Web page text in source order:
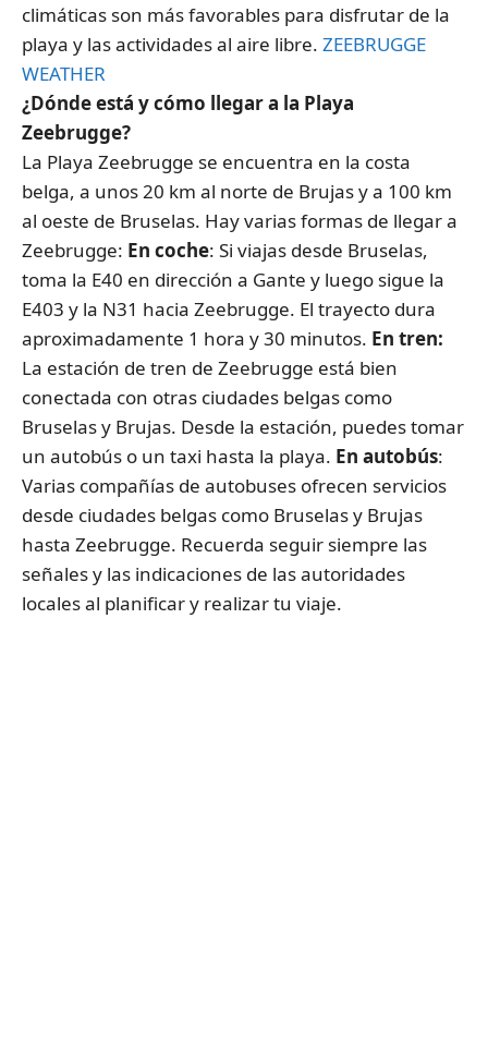
climáticas son más favorables para disfrutar de la
playa y las actividades al aire libre. ZEEBRUGGE
WEATHER
¿Dónde está y cómo llegar a la Playa
Zeebrugge?
La Playa Zeebrugge se encuentra en la costa
belga, a unos 20 km al norte de Brujas y a 100 km
al oeste de Bruselas. Hay varias formas de llegar a
Zeebrugge: En coche: Si viajas desde Bruselas,
toma la E40 en dirección a Gante y luego sigue la
E403 y la N31 hacia Zeebrugge. El trayecto dura
aproximadamente 1 hora y 30 minutos. En tren:
La estación de tren de Zeebrugge está bien
conectada con otras ciudades belgas como
Bruselas y Brujas. Desde la estación, puedes tomar
un autobús o un taxi hasta la playa. En autobús:
Varias compañías de autobuses ofrecen servicios
desde ciudades belgas como Bruselas y Brujas
hasta Zeebrugge. Recuerda seguir siempre las
señales y las indicaciones de las autoridades
locales al planificar y realizar tu viaje.